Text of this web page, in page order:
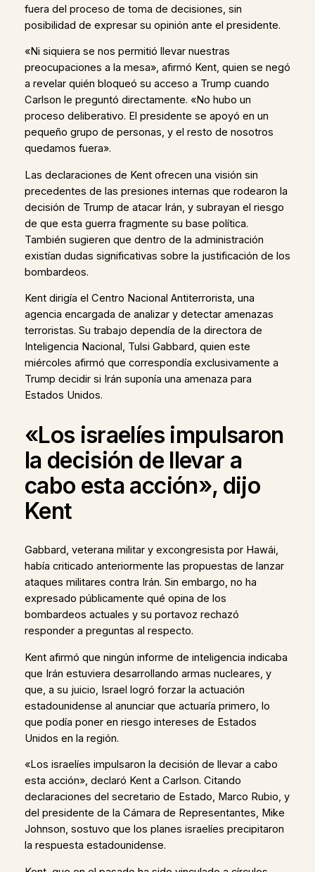
fuera del proceso de toma de decisiones, sin
posibilidad de expresar su opinión ante el presidente.
«Ni siquiera se nos permitió llevar nuestras
preocupaciones a la mesa», afirmó Kent, quien se negó
a revelar quién bloqueó su acceso a Trump cuando
Carlson le preguntó directamente. «No hubo un
proceso deliberativo. El presidente se apoyó en un
pequeño grupo de personas, y el resto de nosotros
quedamos fuera».
Las declaraciones de Kent ofrecen una visión sin
precedentes de las presiones internas que rodearon la
decisión de Trump de atacar Irán, y subrayan el riesgo
de que esta guerra fragmente su base política.
También sugieren que dentro de la administración
existían dudas significativas sobre la justificación de los
bombardeos.
Kent dirigía el Centro Nacional Antiterrorista, una
agencia encargada de analizar y detectar amenazas
terroristas. Su trabajo dependía de la directora de
Inteligencia Nacional, Tulsi Gabbard, quien este
miércoles afirmó que correspondía exclusivamente a
Trump decidir si Irán suponía una amenaza para
Estados Unidos.
«Los israelíes impulsaron
la decisión de llevar a
cabo esta acción», dijo
Kent
Gabbard, veterana militar y excongresista por Hawái,
había criticado anteriormente las propuestas de lanzar
ataques militares contra Irán. Sin embargo, no ha
expresado públicamente qué opina de los
bombardeos actuales y su portavoz rechazó
responder a preguntas al respecto.
Kent afirmó que ningún informe de inteligencia indicaba
que Irán estuviera desarrollando armas nucleares, y
que, a su juicio, Israel logró forzar la actuación
estadounidense al anunciar que actuaría primero, lo
que podía poner en riesgo intereses de Estados
Unidos en la región.
«Los israelíes impulsaron la decisión de llevar a cabo
esta acción», declaró Kent a Carlson. Citando
declaraciones del secretario de Estado, Marco Rubio, y
del presidente de la Cámara de Representantes, Mike
Johnson, sostuvo que los planes israelíes precipitaron
la respuesta estadounidense.